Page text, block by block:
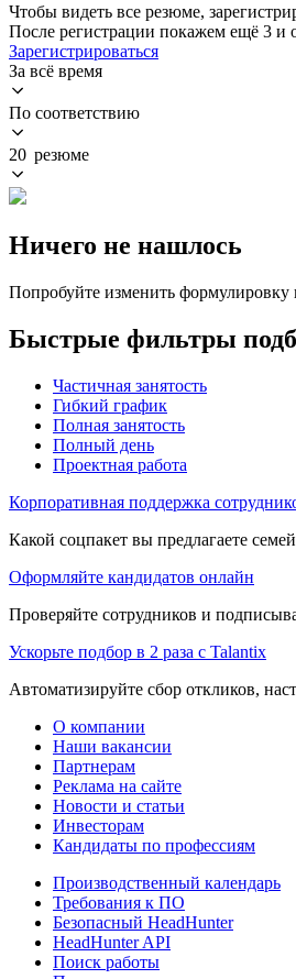
Чтобы видеть все резюме,
После регистрации покажем ещё 3 и
Зарегистрироваться
За всё время
По соответствию
20 резюме
Ничего не нашлось
Попробуйте изменить
Быстрые фильтры
Частичная занятость
Гибкий график
Полная занятость
Полный день
Проектная работа
Корпоративная поддержка
Какой соцпакет вы предлагаете
Оформляйте кандидатов онлайн
Проверяйте сотрудников и
Ускорьте подбор в 2 раза с Talantix
Автоматизируйте сбор откликов,
О компании
Наши вакансии
Партнерам
Реклама на сайте
Новости и статьи
Инвесторам
Кандидаты по профессиям
Производственный календарь
Требования к ПО
Безопасный HeadHunter
HeadHunter API
Поиск работы